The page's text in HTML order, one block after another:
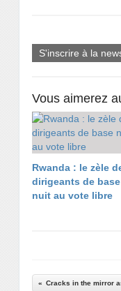
S'inscrire à la
Vous aimerez
Rwanda : le zèle
dirigeants de base
nuit au vote libre